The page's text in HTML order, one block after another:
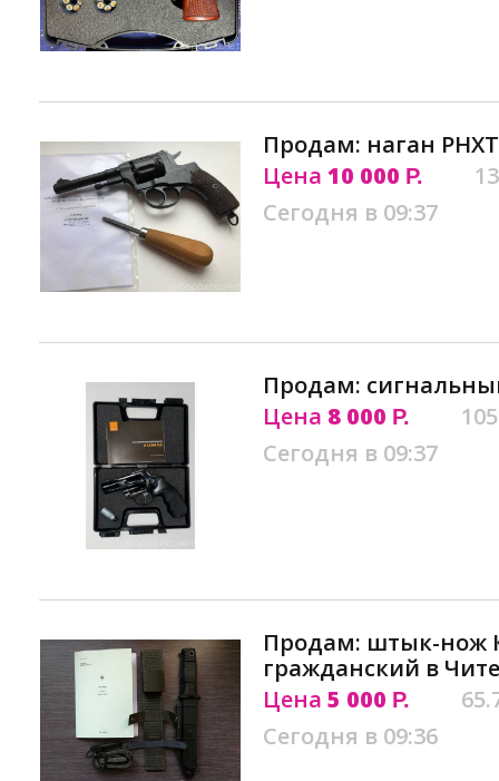
Продам: наган
Цена 10 000 Р.
Сегодня в 09:37
Продам:
Цена 8 000 Р.
Сегодня в 09:37
Продам: штык-нож
гражданский в Чите
Цена 5 000 Р.
Сегодня в 09:36